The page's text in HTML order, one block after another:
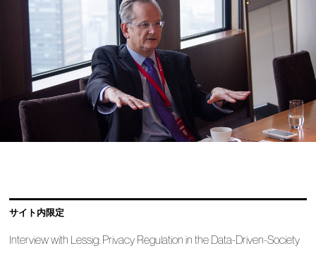
サイト内限定
Interview with Lessig: Privacy Regulation in the Data-Driven-Society